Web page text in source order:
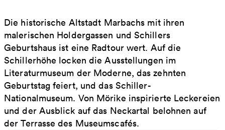
Die historische Altstadt Marbachs mit ihren
malerischen Holdergassen und Schillers
Geburtshaus ist eine Radtour wert. Auf die
Schillerhöhe locken die Ausstellungen im
Literaturmuseum der Moderne, das zehnten
Geburtstag feiert, und das Schiller-
Nationalmuseum. Von Mörike inspirierte Leckereien
und der Ausblick auf das Neckartal belohnen auf
der Terrasse des Museumscafés.